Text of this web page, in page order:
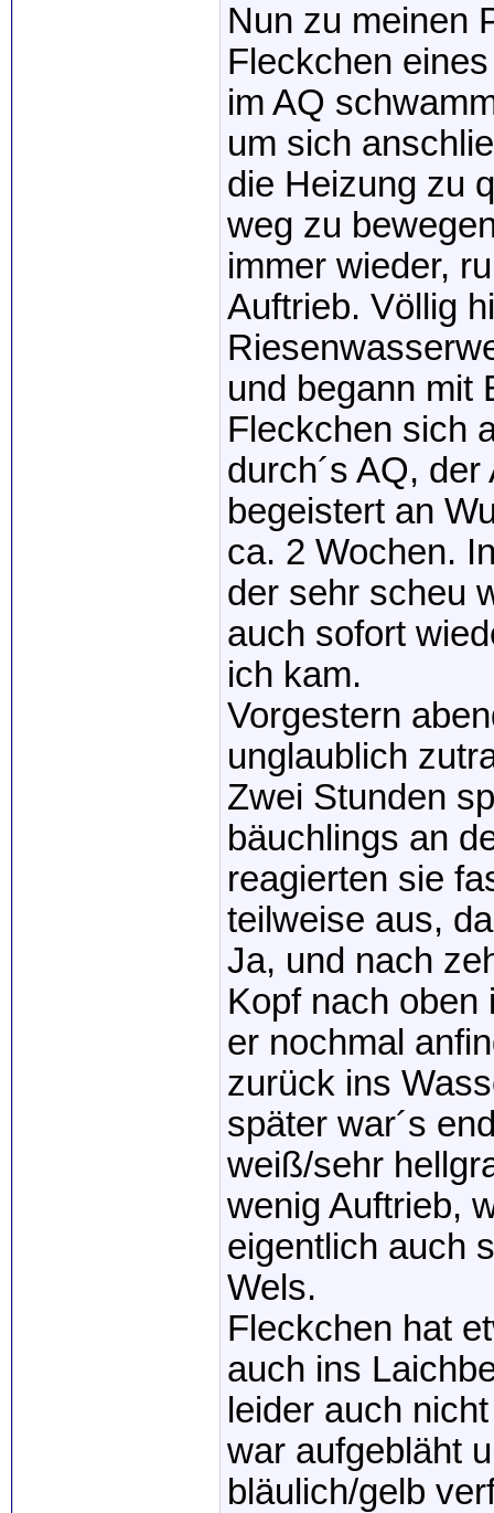
Nun zu meinen
Fleckchen
im AQ
um sich
die Heizung zu
weg zu
immer wieder,
Auftrieb. Völlig
und begann mit
Fleckchen sich
durch´s AQ,
begeistert an
ca. 2 Wochen.
der sehr scheu
auch sofort
ich kam.
Vorgestern
unglaublich
Zwei Stunden
bäuchlings an
reagierten sie
teilweise aus,
Ja, und nach
Kopf nach oben
er nochmal
zurück ins
später war´s
weiß/sehr
wenig Auftrieb,
eigentlich auch
Wels.
Fleckchen hat
auch ins
leider auch
war aufgebläht
bläulich/gelb